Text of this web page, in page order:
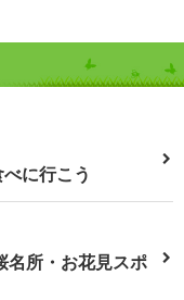
に行こう
名所・お花見スポ